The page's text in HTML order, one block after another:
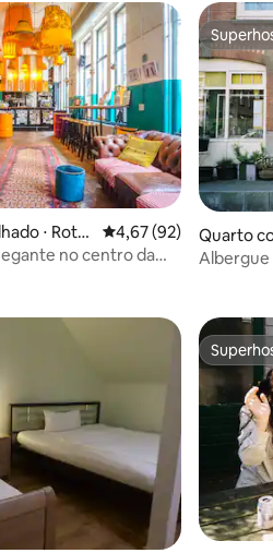
⋅ Roter
4,67 de uma
4,67 (92)
no centro da
Quarto
rdã
Albergue